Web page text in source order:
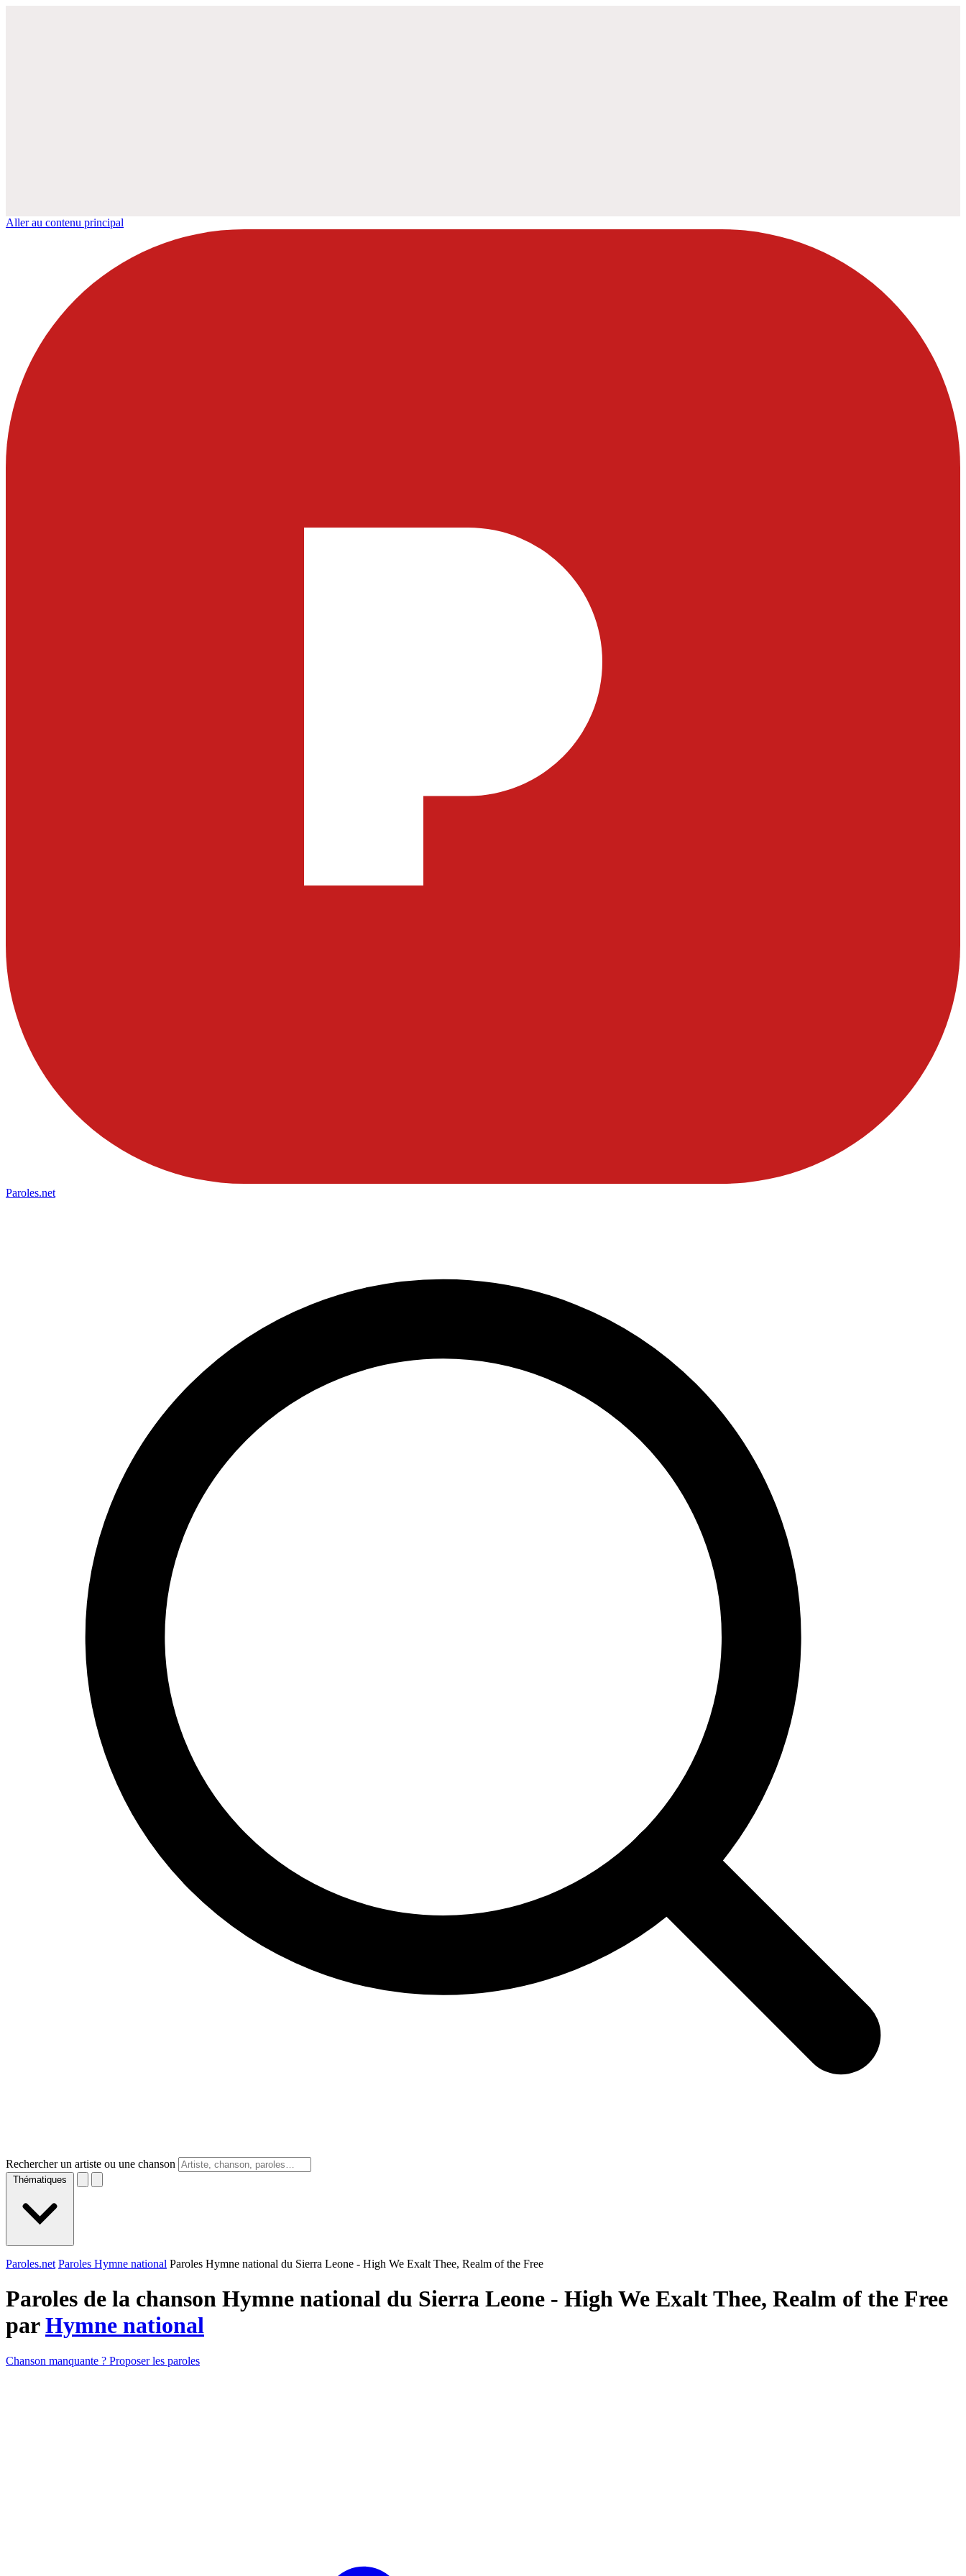
Aller au contenu principal
Paroles.net
Rechercher un artiste ou une chanson
Thématiques
Paroles.net Paroles Hymne national Paroles Hymne national du Sierra Leone - High We Exalt Thee, Realm of the Free
Paroles de la chanson Hymne national du Sierra Leone - High We Exalt Thee, Realm of the Free
parHymne national
Chanson manquante ? Proposer les paroles